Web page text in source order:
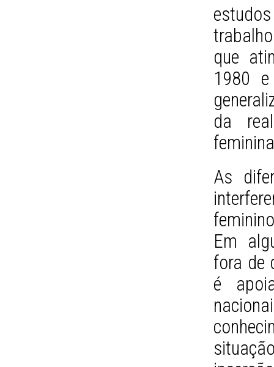
que
1980
da
As
Em
fora de
é